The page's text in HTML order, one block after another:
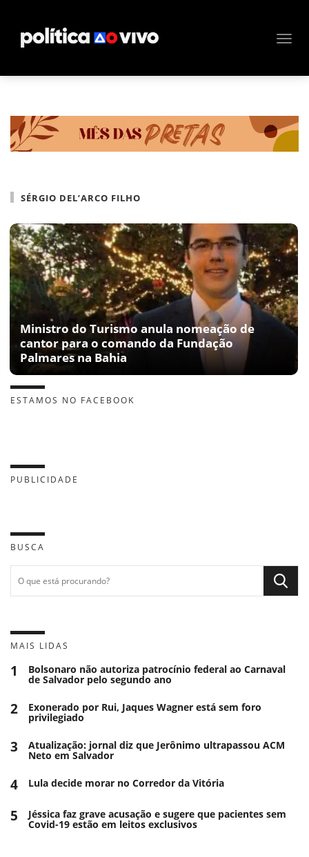
SÉRGIO DEL’ARCO FILHO
Ministro do Turismo anula nomeação de
cantor para o comando da Fundação
Palmares na Bahia
ESTAMOS NO FACEBOOK
PUBLICIDADE
BUSCA
MAIS LIDAS
1 Bolsonaro não autoriza patrocínio federal ao Carnaval
de Salvador pelo segundo ano
2 Exonerado por Rui, Jaques Wagner está sem foro
privilegiado
3 Atualização: jornal diz que Jerônimo ultrapassou ACM
Neto em Salvador
4 Lula decide morar no Corredor da Vitória
5 Jéssica faz grave acusação e sugere que pacientes sem
Covid-19 estão em leitos exclusivos